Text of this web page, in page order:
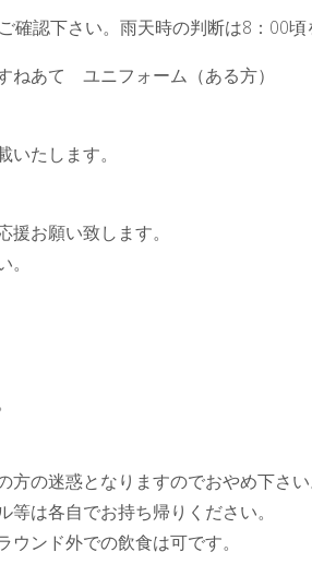
確認下さい。雨天時の判断は8：00頃
あて ユニフォーム（ある方）
たします。
お願い致します。
の迷惑となりますのでおやめ下さい
は各自でお持ち帰りください。
ンド外での飲食は可です。